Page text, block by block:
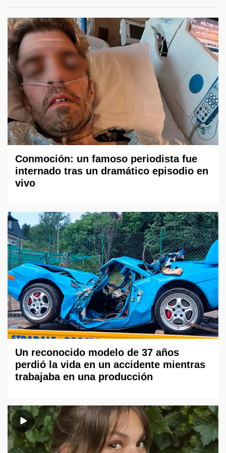
Conmoción: un famoso periodista fue
internado tras un dramático episodio en
vivo
Un reconocido modelo de 37 años
perdió la vida en un accidente mientras
trabajaba en una producción